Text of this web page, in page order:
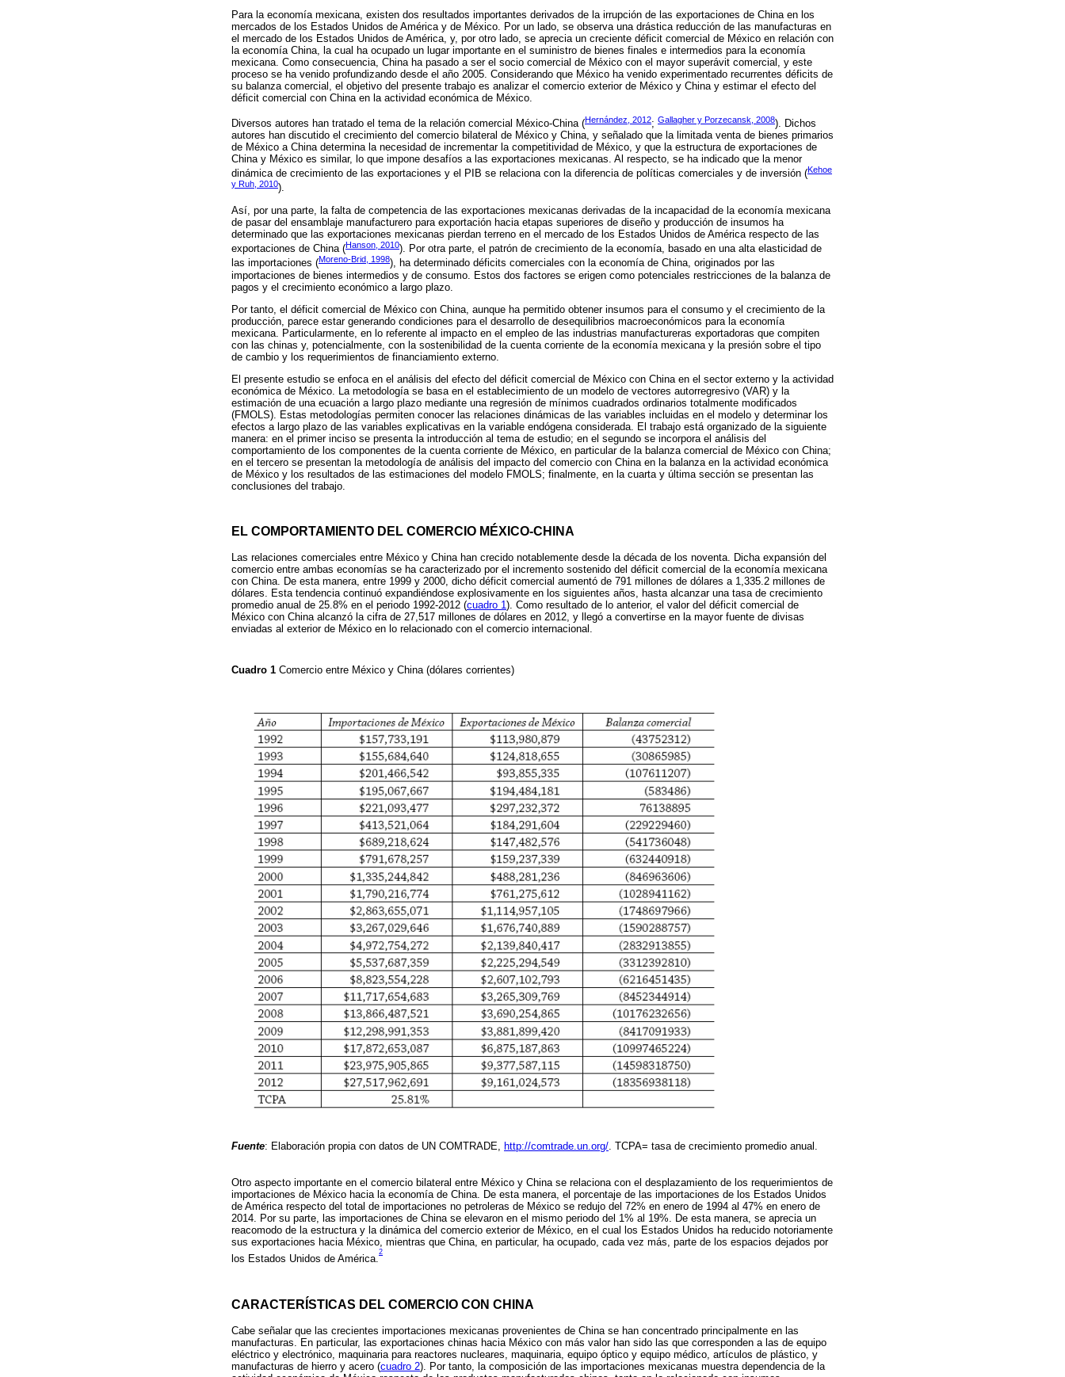
Para la economía mexicana, existen dos resultados importantes derivados de la irrupción de las exportaciones de China en los
mercados de los Estados Unidos de América y de México. Por un lado, se observa una drástica reducción de las manufacturas en
el mercado de los Estados Unidos de América, y, por otro lado, se aprecia un creciente déficit comercial de México en relación con
la economía China, la cual ha ocupado un lugar importante en el suministro de bienes finales e intermedios para la economía
mexicana. Como consecuencia, China ha pasado a ser el socio comercial de México con el mayor superávit comercial, y este
proceso se ha venido profundizando desde el año 2005. Considerando que México ha venido experimentado recurrentes déficits de
su balanza comercial, el objetivo del presente trabajo es analizar el comercio exterior de México y China y estimar el efecto del
déficit comercial con China en la actividad económica de México.
Diversos autores han tratado el tema de la relación comercial México-China (Hernández, 2012; Gallagher y Porzecansk, 2008). Dichos
autores han discutido el crecimiento del comercio bilateral de México y China, y señalado que la limitada venta de bienes primarios
de México a China determina la necesidad de incrementar la competitividad de México, y que la estructura de exportaciones de
China y México es similar, lo que impone desafíos a las exportaciones mexicanas. Al respecto, se ha indicado que la menor
dinámica de crecimiento de las exportaciones y el PIB se relaciona con la diferencia de políticas comerciales y de inversión (Kehoe
y Ruh, 2010).
Así, por una parte, la falta de competencia de las exportaciones mexicanas derivadas de la incapacidad de la economía mexicana
de pasar del ensamblaje manufacturero para exportación hacia etapas superiores de diseño y producción de insumos ha
determinado que las exportaciones mexicanas pierdan terreno en el mercado de los Estados Unidos de América respecto de las
exportaciones de China (Hanson, 2010). Por otra parte, el patrón de crecimiento de la economía, basado en una alta elasticidad de
las importaciones (Moreno-Brid, 1998), ha determinado déficits comerciales con la economía de China, originados por las
importaciones de bienes intermedios y de consumo. Estos dos factores se erigen como potenciales restricciones de la balanza de
pagos y el crecimiento económico a largo plazo.
Por tanto, el déficit comercial de México con China, aunque ha permitido obtener insumos para el consumo y el crecimiento de la
producción, parece estar generando condiciones para el desarrollo de desequilibrios macroeconómicos para la economía
mexicana. Particularmente, en lo referente al impacto en el empleo de las industrias manufactureras exportadoras que compiten
con las chinas y, potencialmente, con la sostenibilidad de la cuenta corriente de la economía mexicana y la presión sobre el tipo
de cambio y los requerimientos de financiamiento externo.
El presente estudio se enfoca en el análisis del efecto del déficit comercial de México con China en el sector externo y la actividad
económica de México. La metodología se basa en el establecimiento de un modelo de vectores autorregresivo (VAR) y la
estimación de una ecuación a largo plazo mediante una regresión de mínimos cuadrados ordinarios totalmente modificados
(FMOLS). Estas metodologías permiten conocer las relaciones dinámicas de las variables incluidas en el modelo y determinar los
efectos a largo plazo de las variables explicativas en la variable endógena considerada. El trabajo está organizado de la siguiente
manera: en el primer inciso se presenta la introducción al tema de estudio; en el segundo se incorpora el análisis del
comportamiento de los componentes de la cuenta corriente de México, en particular de la balanza comercial de México con China;
en el tercero se presentan la metodología de análisis del impacto del comercio con China en la balanza en la actividad económica
de México y los resultados de las estimaciones del modelo FMOLS; finalmente, en la cuarta y última sección se presentan las
conclusiones del trabajo.
EL COMPORTAMIENTO DEL COMERCIO MÉXICO-CHINA
Las relaciones comerciales entre México y China han crecido notablemente desde la década de los noventa. Dicha expansión del
comercio entre ambas economías se ha caracterizado por el incremento sostenido del déficit comercial de la economía mexicana
con China. De esta manera, entre 1999 y 2000, dicho déficit comercial aumentó de 791 millones de dólares a 1,335.2 millones de
dólares. Esta tendencia continuó expandiéndose explosivamente en los siguientes años, hasta alcanzar una tasa de crecimiento
promedio anual de 25.8% en el periodo 1992-2012 (cuadro 1). Como resultado de lo anterior, el valor del déficit comercial de
México con China alcanzó la cifra de 27,517 millones de dólares en 2012, y llegó a convertirse en la mayor fuente de divisas
enviadas al exterior de México en lo relacionado con el comercio internacional.
Cuadro 1 Comercio entre México y China (dólares corrientes)
Fuente: Elaboración propia con datos de UN COMTRADE, http://comtrade.un.org/. TCPA= tasa de crecimiento promedio anual.
Otro aspecto importante en el comercio bilateral entre México y China se relaciona con el desplazamiento de los requerimientos de
importaciones de México hacia la economía de China. De esta manera, el porcentaje de las importaciones de los Estados Unidos
de América respecto del total de importaciones no petroleras de México se redujo del 72% en enero de 1994 al 47% en enero de
2014. Por su parte, las importaciones de China se elevaron en el mismo periodo del 1% al 19%. De esta manera, se aprecia un
reacomodo de la estructura y la dinámica del comercio exterior de México, en el cual los Estados Unidos ha reducido notoriamente
sus exportaciones hacia México, mientras que China, en particular, ha ocupado, cada vez más, parte de los espacios dejados por
los Estados Unidos de América.
2
CARACTERÍSTICAS DEL COMERCIO CON CHINA
Cabe señalar que las crecientes importaciones mexicanas provenientes de China se han concentrado principalmente en las
manufacturas. En particular, las exportaciones chinas hacia México con más valor han sido las que corresponden a las de equipo
eléctrico y electrónico, maquinaria para reactores nucleares, maquinaria, equipo óptico y equipo médico, artículos de plástico, y
manufacturas de hierro y acero (cuadro 2). Por tanto, la composición de las importaciones mexicanas muestra dependencia de la